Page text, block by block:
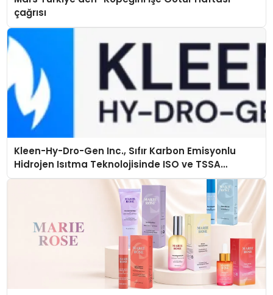
çağrısı
Kleen-Hy-Dro-Gen Inc., Sıfır Karbon Emisyonlu
Hidrojen Isıtma Teknolojisinde ISO ve TSSA
Düzenleyici Onaylarını Aldı